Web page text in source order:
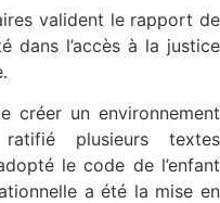
valident le rapport de
dans l’accès à la justice
créer un environnement
plusieurs textes
le code de l’enfant
a été la mise en